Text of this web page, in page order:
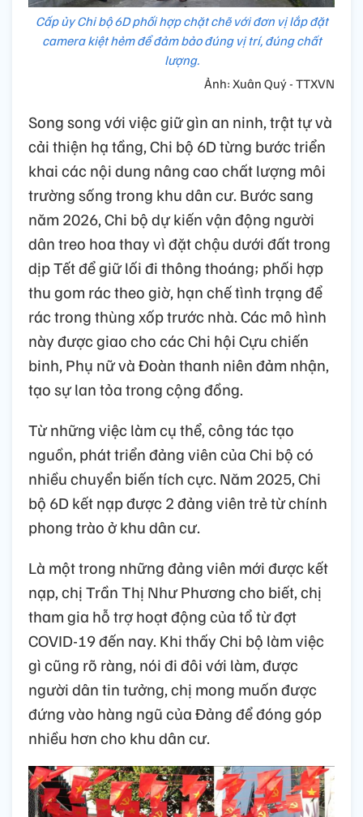
Cấp ủy Chi bộ 6D phối hợp chặt chẽ với đơn vị lắp đặt
camera kiệt hẻm để đảm bảo đúng vị trí, đúng chất
lượng.
Ảnh: Xuân Quý - TTXVN
Song song với việc giữ gìn an ninh, trật tự và
cải thiện hạ tầng, Chi bộ 6D từng bước triển
khai các nội dung nâng cao chất lượng môi
trường sống trong khu dân cư. Bước sang
năm 2026, Chi bộ dự kiến vận động người
dân treo hoa thay vì đặt chậu dưới đất trong
dịp Tết để giữ lối đi thông thoáng; phối hợp
thu gom rác theo giờ, hạn chế tình trạng để
rác trong thùng xốp trước nhà. Các mô hình
này được giao cho các Chi hội Cựu chiến
binh, Phụ nữ và Đoàn thanh niên đảm nhận,
tạo sự lan tỏa trong cộng đồng.
Từ những việc làm cụ thể, công tác tạo
nguồn, phát triển đảng viên của Chi bộ có
nhiều chuyển biến tích cực. Năm 2025, Chi
bộ 6D kết nạp được 2 đảng viên trẻ từ chính
phong trào ở khu dân cư.
Là một trong những đảng viên mới được kết
nạp, chị Trần Thị Như Phương cho biết, chị
tham gia hỗ trợ hoạt động của tổ từ đợt
COVID-19 đến nay. Khi thấy Chi bộ làm việc
gì cũng rõ ràng, nói đi đôi với làm, được
người dân tin tưởng, chị mong muốn được
đứng vào hàng ngũ của Đảng để đóng góp
nhiều hơn cho khu dân cư.